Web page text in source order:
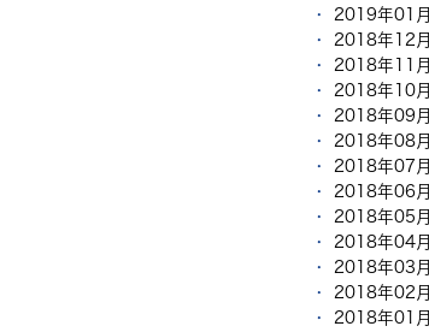
2019年01月
2018年12月
2018年11月
2018年10月
2018年09月
2018年08月
2018年07月
2018年06月
2018年05月
2018年04月
2018年03月
2018年02月
2018年01月